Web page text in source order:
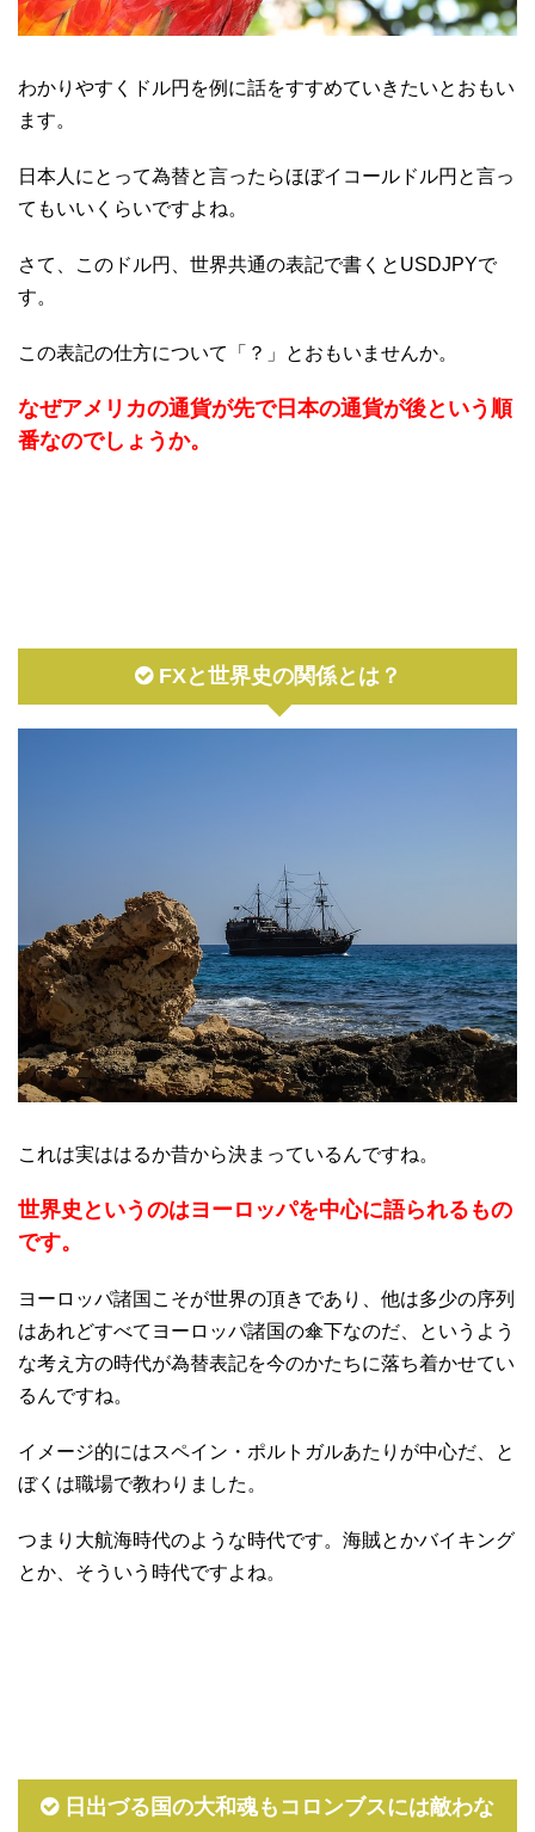
わかりやすくドル円を例に話をすすめていきたいとおもい
ます。
日本人にとって為替と言ったらほぼイコールドル円と言っ
てもいいくらいですよね。
さて、このドル円、世界共通の表記で書くとUSDJPYで
す。
この表記の仕方について「？」とおもいませんか。
なぜアメリカの通貨が先で日本の通貨が後という順
番なのでしょうか。
FXと世界史の関係とは？
これは実ははるか昔から決まっているんですね。
世界史というのはヨーロッパを中心に語られるもの
です。
ヨーロッパ諸国こそが世界の頂きであり、他は多少の序列
はあれどすべてヨーロッパ諸国の傘下なのだ、というよう
な考え方の時代が為替表記を今のかたちに落ち着かせてい
るんですね。
イメージ的にはスペイン・ポルトガルあたりが中心だ、と
ぼくは職場で教わりました。
つまり大航海時代のような時代です。海賊とかバイキング
とか、そういう時代ですよね。
日出づる国の大和魂もコロンブスには敵わな